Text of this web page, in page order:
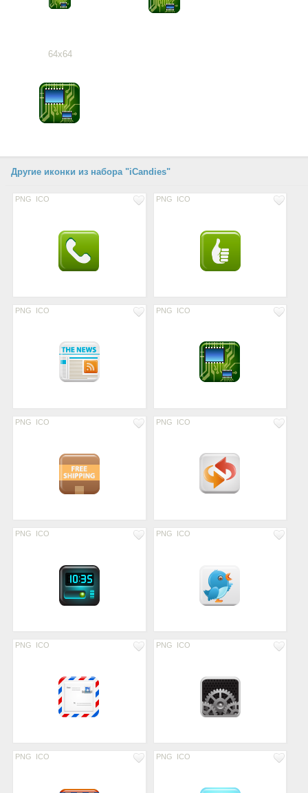
64x64
Другие иконки из набора "iCandies"
PNG ICO PNG ICO
PNG ICO PNG ICO
PNG ICO PNG ICO
PNG ICO PNG ICO
PNG ICO PNG ICO
PNG ICO PNG ICO